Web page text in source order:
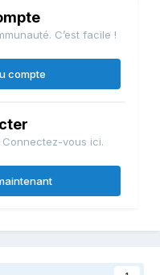
C’est facile !
compte
vous ici.